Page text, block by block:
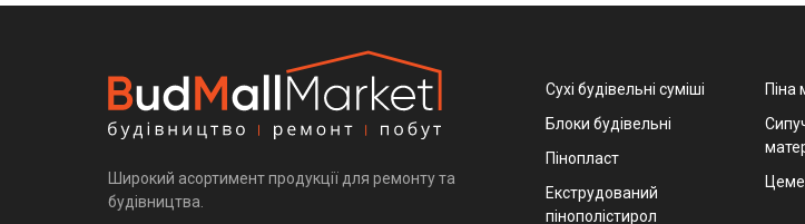
Широкий асортимент продукції для ремонту та
будівництва.
Сухі будівельні суміші
Блоки будівельні
Пінопласт
Екструдований
пінополістирол
Піна